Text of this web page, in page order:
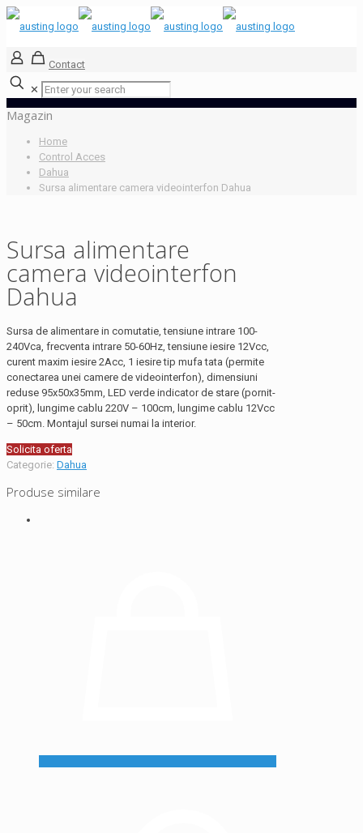
Contact
✕
Magazin
Home
Control Acces
Dahua
Sursa alimentare camera videointerfon Dahua
Sursa alimentare
camera videointerfon
Dahua
Sursa de alimentare in comutatie, tensiune intrare 100-
240Vca, frecventa intrare 50-60Hz, tensiune iesire 12Vcc,
curent maxim iesire 2Acc, 1 iesire tip mufa tata (permite
conectarea unei camere de videointerfon), dimensiuni
reduse 95x50x35mm, LED verde indicator de stare (pornit-
oprit), lungime cablu 220V – 100cm, lungime cablu 12Vcc
– 50cm. Montajul sursei numai la interior.
Solicita oferta
Categorie: Dahua
Produse similare